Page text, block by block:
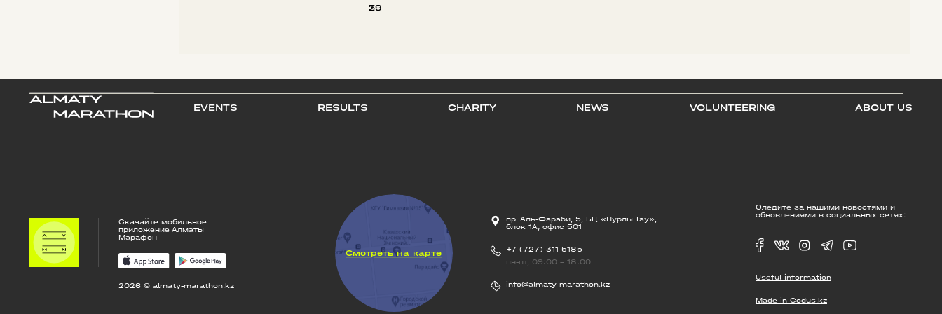
20
39
EVENTS RESULTS CHARITY NEWS VOLUNTEERING ABOUT US
Скачайте мобильное
приложение Алматы
Марафон
2026 © almaty-marathon.kz
Смотреть на карте
пр. Аль-Фараби, 5, БЦ «Нурлы Тау»,
блок 1А, офис 501
+7 (727) 311 5185
пн-пт, 09:00 - 18:00
info@almaty-marathon.kz
Следите за нашими новостями и
обновлениями в социальных сетях:
Useful information
Made in Codus.kz